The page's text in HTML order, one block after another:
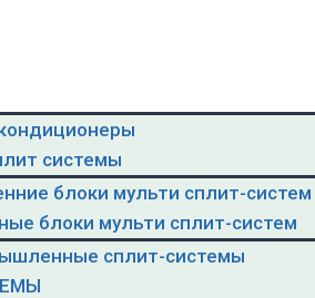
системы
блоки мульти сплит-систем
блоки мульти сплит-систем
сплит-системы